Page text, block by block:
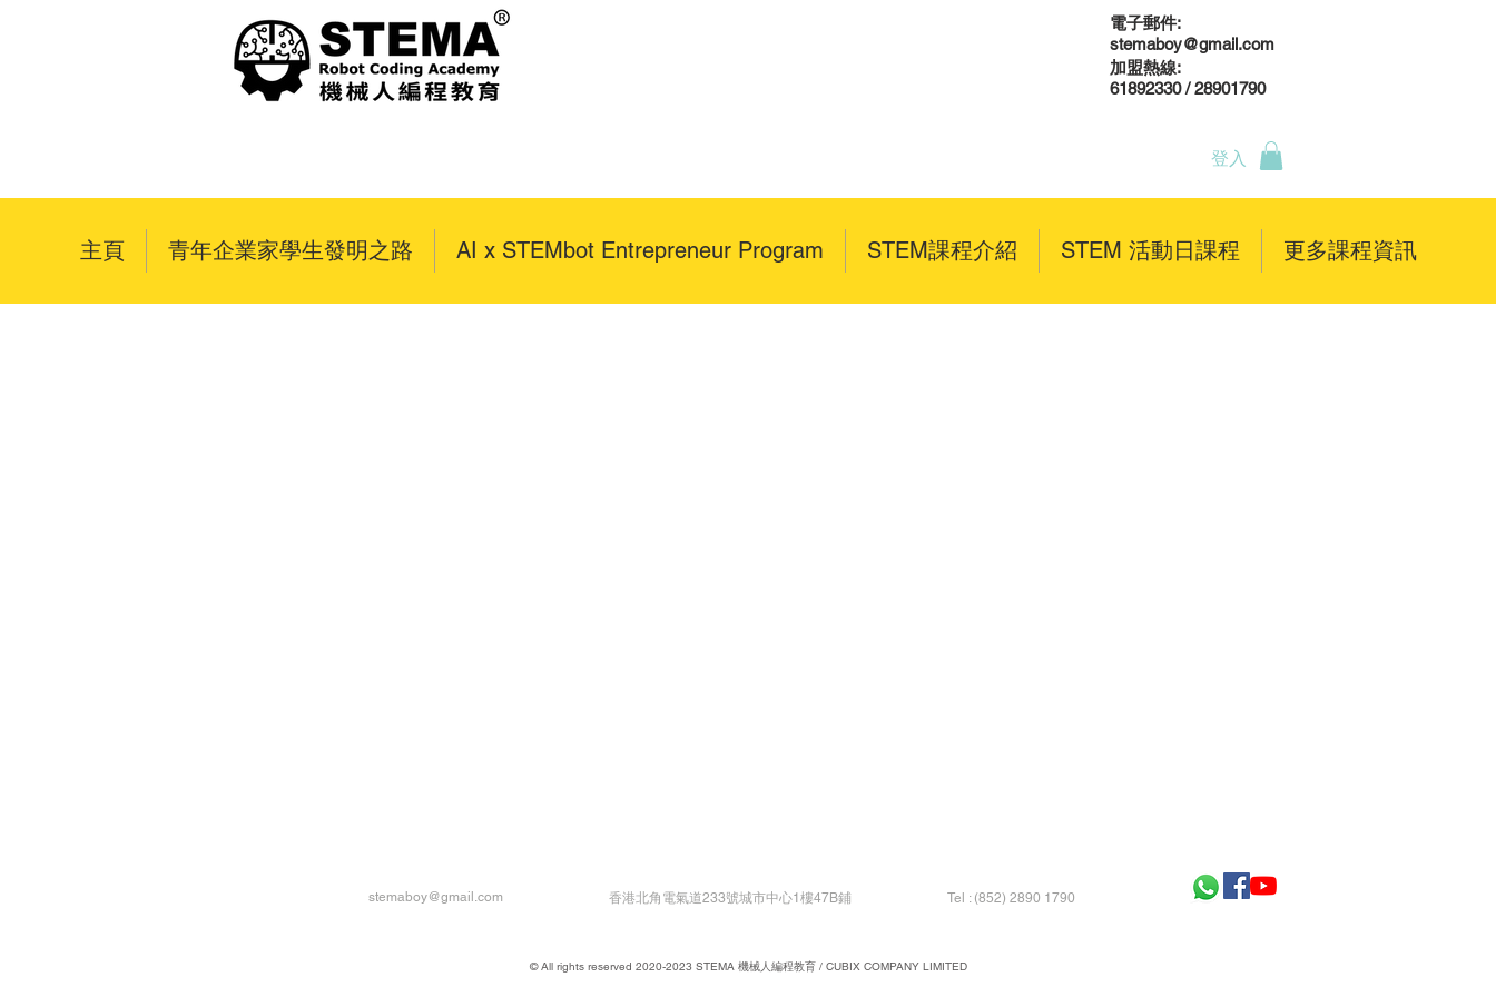
電子郵件:
stemaboy@gmail.com
加盟熱線:
61892330 / 28901790
登入
主頁 青年企業家學生發明之路 AI x STEMbot Entrepreneur Program STEM課程介紹 STEM 活動日課程 更多課程資訊
stemaboy@gmail.com ​香港北角電氣道233號城市中心1樓47B鋪 Tel : (852) 2890 1790
© All rights reserved 2020-2023 STEMA 機械人編程教育 / CUBIX COMPANY LIMITED